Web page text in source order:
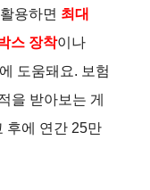
용하면 최대
스 장착이나
도움돼요. 보험
을 받아보는 게
후에 연간 25만